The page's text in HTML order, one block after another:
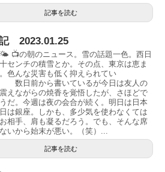
記事を読む
2023.01.25
📺の朝のニュース。雪の話題一色。西日
センチの積雪とか。その点、東京は恵ま
色んな災害も低く抑えられてい
前から書いているが今日は友人の
えながらの焼香を覚悟したが、さほどで
だ。今週は夜の会合が続く。明日は日本
は銀座。しかも、多少気を使わなくては
相手、肩も凝るだろう。でも、そんな席
いから始末が悪い。（笑）...
記事を読む